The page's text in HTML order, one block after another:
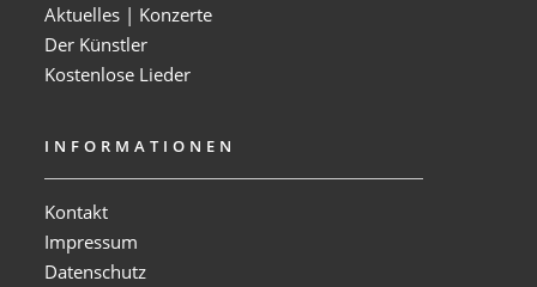
Aktuelles | Konzerte
Der Künstler
Kostenlose Lieder
INFORMATIONEN
Kontakt
Impressum
Datenschutz